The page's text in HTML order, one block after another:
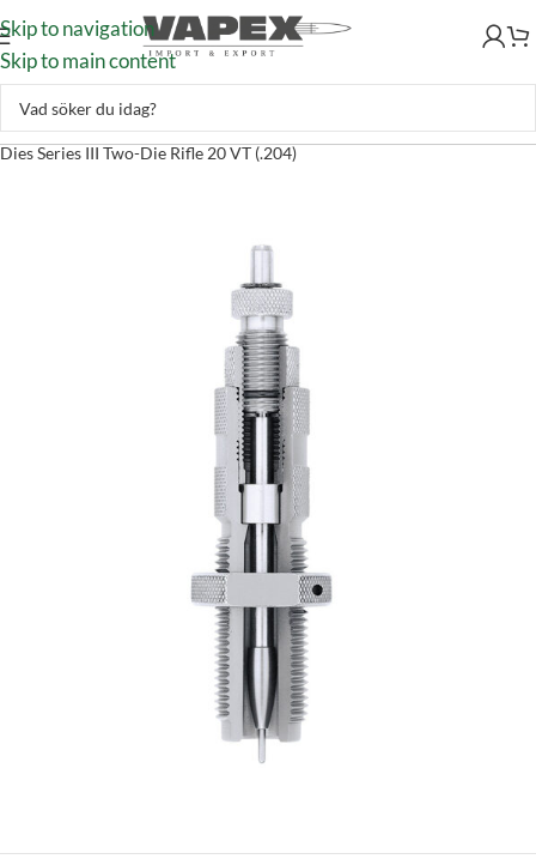
Skip to navigation
Skip to main content
Handladdning–Laddverktyg–Gevärsverktyg–Hornady Full Length
Dies Series III Two-Die Rifle 20 VT (.204)